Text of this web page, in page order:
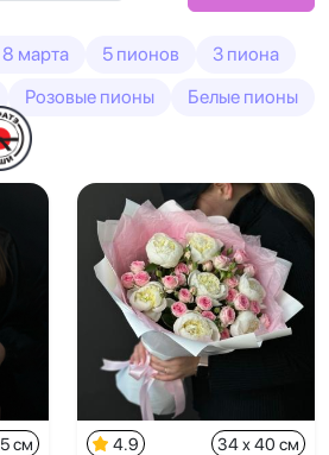
марта 5 пионов
3 пиона
Розовые пионы
Белые пионы
см 4.9 34 x 40 см